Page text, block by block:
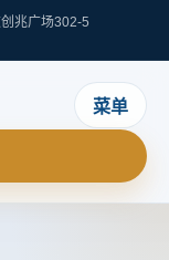
兆广场302-5
菜单